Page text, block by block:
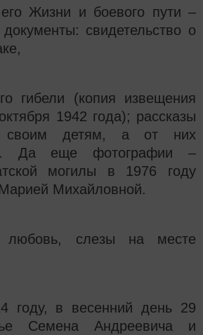
его Жизни и боевого пути –
свидетельство о
гибели (копия извещения
1942 года); рассказы
своим детям, а от них
Да еще фотографии –
могилы в 1976 году
Михайловной.
любовь, слезы на месте
году, в весенний день 29
Семена Андреевича и